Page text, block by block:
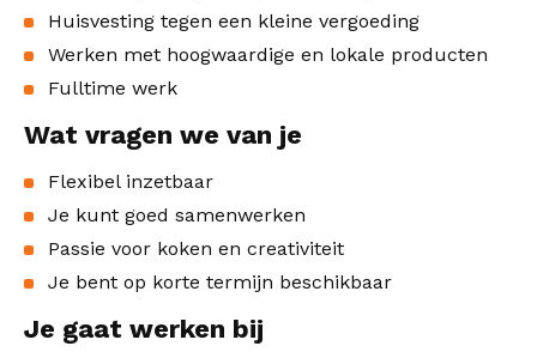
Huisvesting tegen een kleine vergoeding
Werken met hoogwaardige en lokale producten
Fulltime werk
Wat vragen we van je
Flexibel inzetbaar
Je kunt goed samenwerken
Passie voor koken en creativiteit
Je bent op korte termijn beschikbaar
Je gaat werken bij